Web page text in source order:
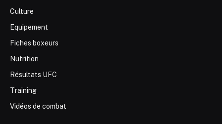
Culture
Equipement
Fiches boxeurs
Nutrition
Résultats UFC
Training
Vidéos de combat